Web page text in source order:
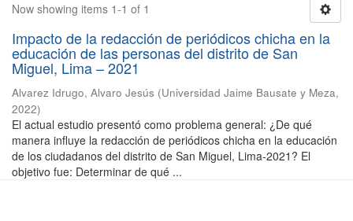
Now showing items 1-1 of 1
Impacto de la redacción de periódicos chicha en la
educación de las personas del distrito de San
Miguel, Lima – 2021
Alvarez Idrugo, Alvaro Jesús (Universidad Jaime Bausate y Meza,
2022)
El actual estudio presentó como problema general: ¿De qué
manera influye la redacción de periódicos chicha en la educación
de los ciudadanos del distrito de San Miguel, Lima-2021? El
objetivo fue: Determinar de qué ...